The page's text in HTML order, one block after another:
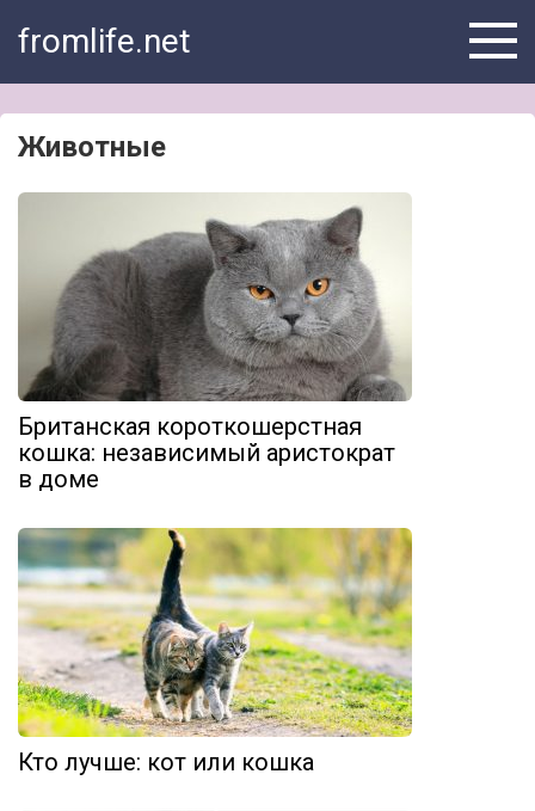
fromlife.net
Животные
Британская короткошерстная
кошка: независимый аристократ
в доме
Кто лучше: кот или кошка